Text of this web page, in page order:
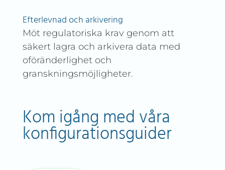
Efterlevnad och arkivering
Möt regulatoriska krav genom att
säkert lagra och arkivera data med
oföränderlighet och
granskningsmöjligheter.
Kom igång med våra
konfigurationsguider